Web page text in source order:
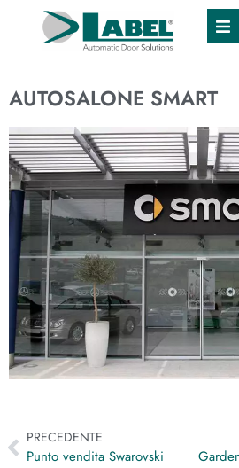
AUTOSALONE SMART
PRECEDENTE
Punto vendita Swarovski